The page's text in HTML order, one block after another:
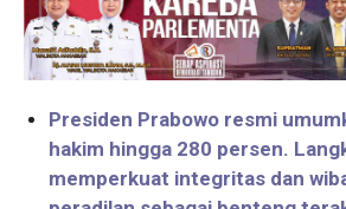
Presiden Prabowo resmi
hakim hingga 280 persen.
memperkuat integritas dan